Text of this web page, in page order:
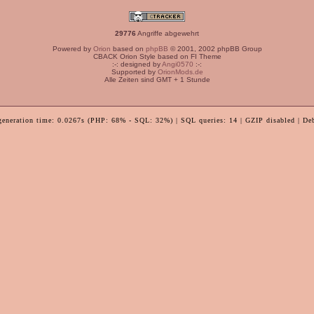
29776 Angriffe abgewehrt
Powered by Orion based on phpBB © 2001, 2002 phpBB Group
CBACK Orion Style based on FI Theme
:-: designed byAngi0570 :-:
Supported by OrionMods.de
Alle Zeiten sind GMT + 1 Stunde
time: 0.0267s (PHP: 68% - SQL: 32%) | SQL queries: 14 | GZIP disabled |